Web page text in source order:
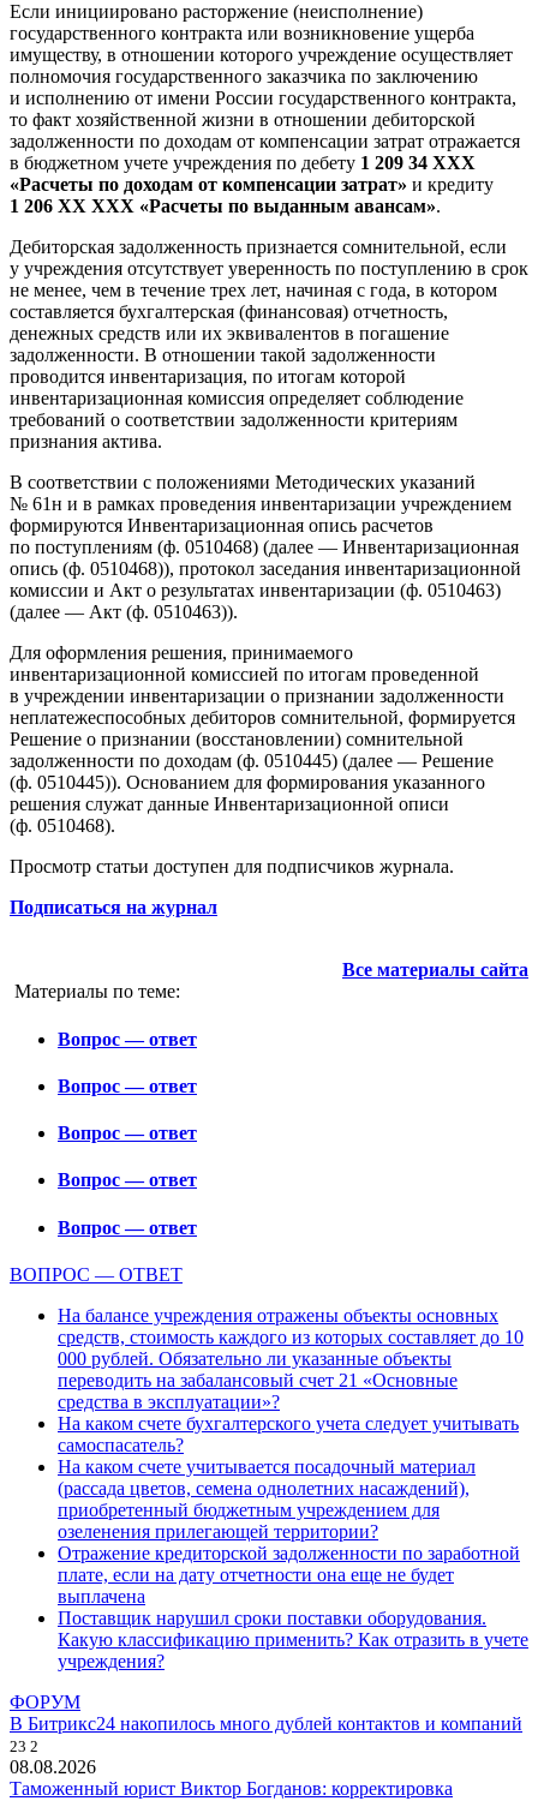
Если инициировано расторжение (неисполнение)
государственного контракта или возникновение ущерба
имуществу, в отношении которого учреждение осуществляет
полномочия государственного заказчика по заключению
и исполнению от имени России государственного контракта,
то факт хозяйственной жизни в отношении дебиторской
задолженности по доходам от компенсации затрат отражается
в бюджетном учете учреждения по дебету 1 209 34 ХХХ
«Расчеты по доходам от компенсации затрат» и кредиту
1 206 ХХ ХХХ «Расчеты по выданным авансам».
Дебиторская задолженность признается сомнительной, если
у учреждения отсутствует уверенность по поступлению в срок
не менее, чем в течение трех лет, начиная с года, в котором
составляется бухгалтерская (финансовая) отчетность,
денежных средств или их эквивалентов в погашение
задолженности. В отношении такой задолженности
проводится инвентаризация, по итогам которой
инвентаризационная комиссия определяет соблюдение
требований о соответствии задолженности критериям
признания актива.
В соответствии с положениями Методических указаний
№ 61н и в рамках проведения инвентаризации учреждением
формируются Инвентаризационная опись расчетов
по поступлениям (ф. 0510468) (далее — Инвентаризационная
опись (ф. 0510468)), протокол заседания инвентаризационной
комиссии и Акт о результатах инвентаризации (ф. 0510463)
(далее — Акт (ф. 0510463)).
Для оформления решения, принимаемого
инвентаризационной комиссией по итогам проведенной
в учреждении инвентаризации о признании задолженности
неплатежеспособных дебиторов сомнительной, формируется
Решение о признании (восстановлении) сомнительной
задолженности по доходам (ф. 0510445) (далее — Решение
(ф. 0510445)). Основанием для формирования указанного
решения служат данные Инвентаризационной описи
(ф. 0510468).
Просмотр статьи доступен для подписчиков журнала.
Подписаться на журнал
Все материалы сайта
Материалы по теме:
Вопрос — ответ
Вопрос — ответ
Вопрос — ответ
Вопрос — ответ
Вопрос — ответ
ВОПРОС — ОТВЕТ
На балансе учреждения отражены объекты основных
средств, стоимость каждого из которых составляет до 10
000 рублей. Обязательно ли указанные объекты
переводить на забалансовый счет 21 «Основные
средства в эксплуатации»?
На каком счете бухгалтерского учета следует учитывать
самоспасатель?
На каком счете учитывается посадочный материал
(рассада цветов, семена однолетних насаждений),
приобретенный бюджетным учреждением для
озеленения прилегающей территории?
Отражение кредиторской задолженности по заработной
плате, если на дату отчетности она еще не будет
выплачена
Поставщик нарушил сроки поставки оборудования.
Какую классификацию применить? Как отразить в учете
учреждения?
ФОРУМ
В Битрикс24 накопилось много дублей контактов и компаний
23 2
08.08.2026
Таможенный юрист Виктор Богданов: корректировка